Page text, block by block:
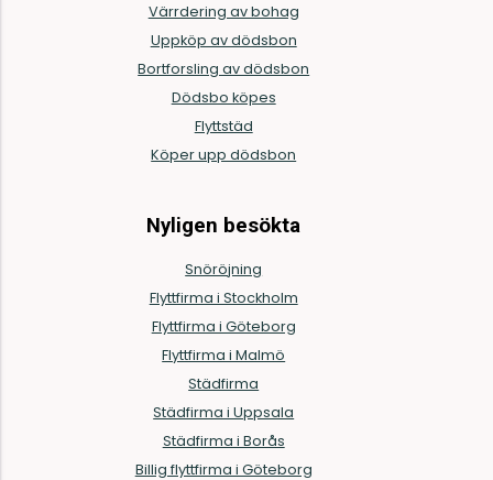
Värrdering av bohag
Uppköp av dödsbon
Bortforsling av dödsbon
Dödsbo köpes
Flyttstäd
Köper upp dödsbon
Nyligen besökta
Snöröjning
Flyttfirma i Stockholm
Flyttfirma i Göteborg
Flyttfirma i Malmö
Städfirma
Städfirma i Uppsala
Städfirma i Borås
Billig flyttfirma i Göteborg